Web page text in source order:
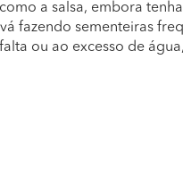
a salsa, embora
fazendo sementeiras
ou ao excesso de